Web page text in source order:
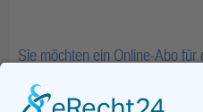
Sie möchten ein Online-Abo